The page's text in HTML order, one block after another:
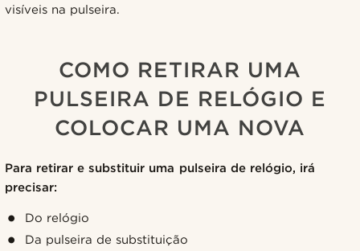
visíveis na pulseira.
COMO RETIRAR UMA
PULSEIRA DE RELÓGIO E
COLOCAR UMA NOVA
Para retirar e substituir uma pulseira de relógio, irá
precisar:
Do relógio
Da pulseira de substituição